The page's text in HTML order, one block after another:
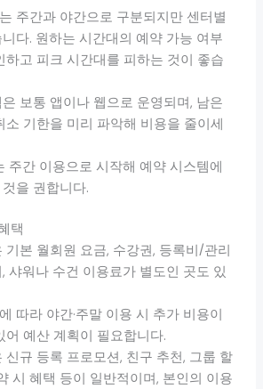
주간과 야간으로 구분되지만 센터별
다. 원하는 시간대의 예약 가능 여부
하고 피크 시간대를 피하는 것이 좋습
보통 앱이나 웹으로 운영되며, 남은
소 기한을 미리 파악해 비용을 줄이세
주간 이용으로 시작해 예약 시스템에
을 권합니다.
택
기본 월회원 요금, 수강권, 등록비/관리
샤워나 수건 이용료가 별도인 곳도 있
따라 야간·주말 이용 시 추가 비용이
어 예산 계획이 필요합니다.
신규 등록 프로모션, 친구 추천, 그룹 할
시 혜택 등이 일반적이며, 본인의 이용